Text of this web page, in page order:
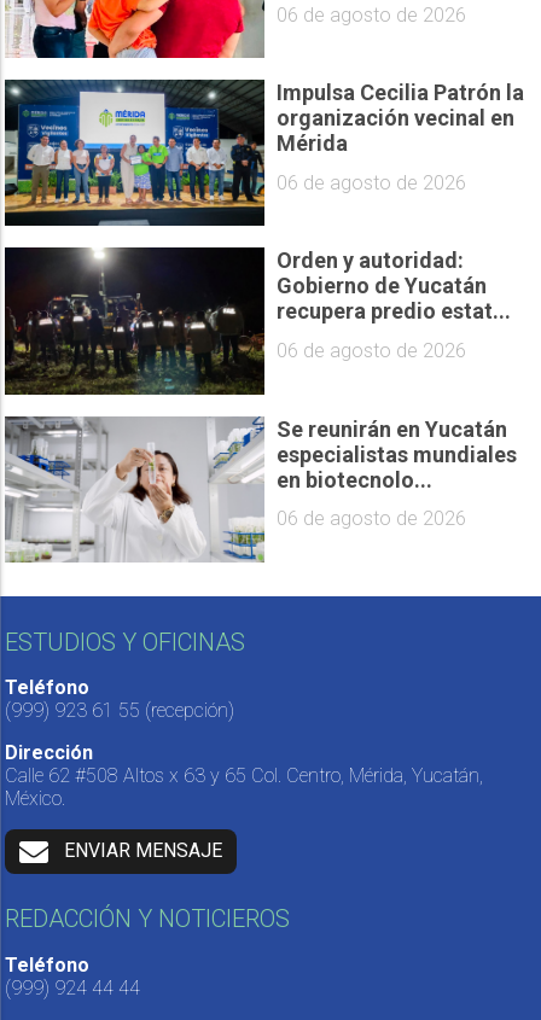
06 de agosto de 2026
Impulsa Cecilia Patrón la
organización vecinal en
Mérida
06 de agosto de 2026
Orden y autoridad:
Gobierno de Yucatán
recupera predio estat...
06 de agosto de 2026
Se reunirán en Yucatán
especialistas mundiales
en biotecnolo...
06 de agosto de 2026
ESTUDIOS Y OFICINAS
Teléfono
(999) 923 61 55 (recepción)
Dirección
Calle 62 #508 Altos x 63 y 65 Col. Centro, Mérida, Yucatán,
México.
ENVIAR MENSAJE
REDACCIÓN Y NOTICIEROS
Teléfono
(999) 924 44 44